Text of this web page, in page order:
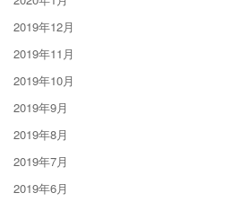
2019年12月
2019年11月
2019年10月
2019年9月
2019年8月
2019年7月
2019年6月